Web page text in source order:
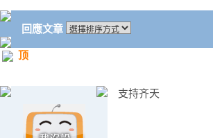
回應文章
顶
支持齐天